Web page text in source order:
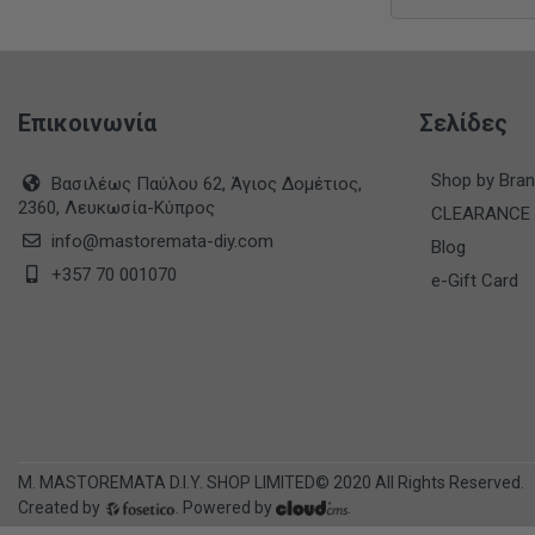
Επικοινωνία
Βασιλέως Παύλου 62, Άγιος Δομέτιος,
2360, Λευκωσία-Κύπρος
info@mastoremata-diy.com
+357 70 001070
Σελίδες
Shop by
CLEARANCE
Blog
e-Gift Card
M. MASTOREMATA D.I.Y. SHOP LIMITED© 2020 All Rights Reserved.
Created by
. Powered by